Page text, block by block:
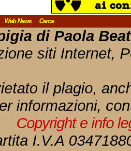
Web News Cerca
di Paola
siti Internet,
il plagio,
informazioni,
Copyright e info
I.V.A